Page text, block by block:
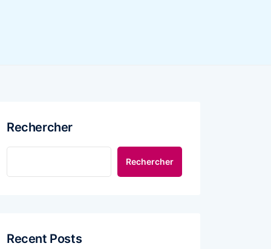
Rechercher
Rechercher
Recent Posts